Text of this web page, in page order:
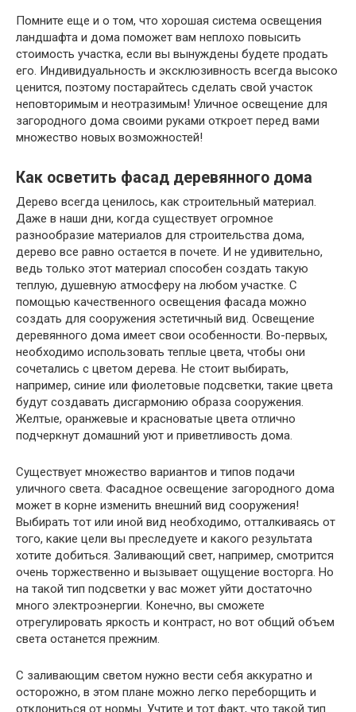
Помните еще и о том, что хорошая система освещения
ландшафта и дома поможет вам неплохо повысить
стоимость участка, если вы вынуждены будете продать
его. Индивидуальность и эксклюзивность всегда высоко
ценится, поэтому постарайтесь сделать свой участок
неповторимым и неотразимым! Уличное освещение для
загородного дома своими руками откроет перед вами
множество новых возможностей!
Как осветить фасад деревянного дома
Дерево всегда ценилось, как строительный материал.
Даже в наши дни, когда существует огромное
разнообразие материалов для строительства дома,
дерево все равно остается в почете. И не удивительно,
ведь только этот материал способен создать такую
теплую, душевную атмосферу на любом участке. С
помощью качественного освещения фасада можно
создать для сооружения эстетичный вид. Освещение
деревянного дома имеет свои особенности. Во-первых,
необходимо использовать теплые цвета, чтобы они
сочетались с цветом дерева. Не стоит выбирать,
например, синие или фиолетовые подсветки, такие цвета
будут создавать дисгармонию образа сооружения.
Желтые, оранжевые и красноватые цвета отлично
подчеркнут домашний уют и приветливость дома.
Существует множество вариантов и типов подачи
уличного света. Фасадное освещение загородного дома
может в корне изменить внешний вид сооружения!
Выбирать тот или иной вид необходимо, отталкиваясь от
того, какие цели вы преследуете и какого результата
хотите добиться. Заливающий свет, например, смотрится
очень торжественно и вызывает ощущение восторга. Но
на такой тип подсветки у вас может уйти достаточно
много электроэнергии. Конечно, вы сможете
отрегулировать яркость и контраст, но вот общий объем
света останется прежним.
С заливающим светом нужно вести себя аккуратно и
осторожно, в этом плане можно легко переборщить и
отклониться от нормы. Учтите и тот факт, что такой тип